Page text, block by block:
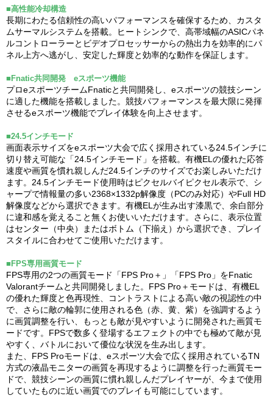
■高性能冷却構造
長期にわたる信頼性の高いパフォーマンスを確保するため、カスタ
ムサーマルシステムを搭載。ヒートシンクで、高帯域幅のASICパネ
ルコントローラーとビデオプロセッサーからの熱出力を効率的にパ
ネル上方へ逃がし、安定した輝度と効率的な動作を保証します。
■Fnatic共同開発 eスポーツ機能
プロeスポーツチームFnaticと共同開発し、eスポーツの競技シーン
に適した機能を搭載しました。競技パフォーマンスを最大限に発揮
させるeスポーツ機能でプレイ体験を向上させます。
■24.5インチモード
画面表示サイズをeスポーツ大会で広く採用されている24.5インチに
切り替え可能な「24.5インチモード」を搭載。有機ELの優れた応答
速度や画質を慣れ親しんだ24.5インチのサイズでお楽しみいただけ
ます。24.5インチモード使用時はピクセルバイピクセル表示で、シ
ャープで情報量の多い2368×1332p解像度（PCのみ対応）やFull HD
解像度などから選択できます。有機ELが生み出す漆黒で、余白部分
に違和感を覚えること無くお使いいただけます。さらに、表示位置
はセンター（中央）またはボトム（下揃え）から選択でき、プレイ
スタイルに合わせてご使用いただけます。
■FPS専用画質モード
FPS専用の2つの画質モード「FPS Pro＋」「FPS Pro」をFnatic
Valorantチームと共同開発しました。FPS Pro＋モードは、有機EL
の優れた輝度と色再現性、コントラストによる高い敵の視認性の中
で、さらに敵の輪郭に使用される色（赤、黄、紫）を強調するよう
に画質調整を行い、もっとも敵が見やすいように開発された画質モ
ードです。FPSで数多く登場するエフェクトの中でも極めて敵が見
やすく、バトルにおいて優位な状況を生み出します。
また、FPS Proモードは、eスポーツ大会で広く採用されているTN
方式の液晶モニターの画質を再現するように調整を行った画質モー
ドで、競技シーンの画質に慣れ親しんだプレイヤーが、今まで使用
していたものに近い画質でのプレイも可能にしています。